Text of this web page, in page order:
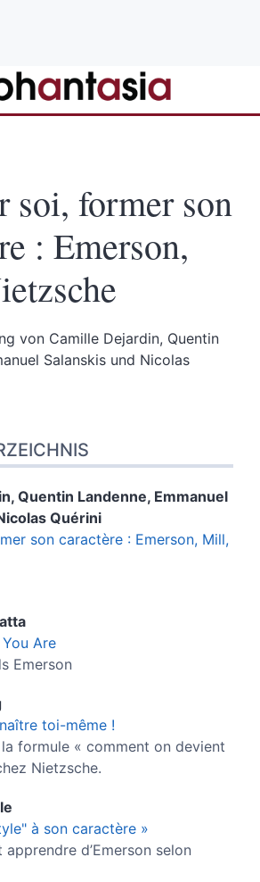
soi, former son
: Emerson,
von Camille Dejardin, Quentin
Salanskis und Nicolas
, Quentin Landenne, Emmanuel
Quérini
son caractère : Emerson, Mill,
Are
Emerson
toi-même !
formule « comment on devient
Nietzsche.
à son caractère »
apprendre d’Emerson selon